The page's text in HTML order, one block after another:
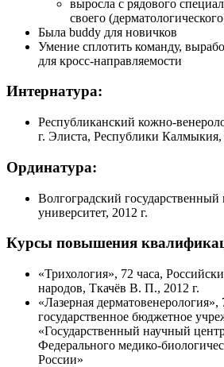
выросла с рядового
своего
Была buddy для новичков
Умение сплотить команду,
для кросс-направляемости
Интернатура:
Республиканский кожно-
г. Элиста, Республики Калмыкия,
Ординатура:
Волгоградский
университет, 2012 г.
Курсы повышения
«Трихология», 72 часа,
народов, Ткачёв В. П., 2012 г.
«Лазерная дерматовенерология»,
государственное бюджетное
«Государственный научный
Федерального медико-
России»